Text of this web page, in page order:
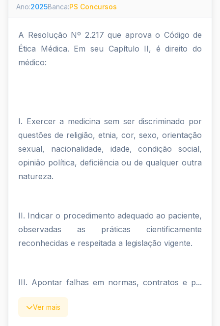
Ano:2025Banca:PS Concursos
A Resolução Nº 2.217 que aprova o Código de
Ética Médica. Em seu Capítulo II, é direito do
médico:
I. Exercer a medicina sem ser discriminado por
questões de religião, etnia, cor, sexo, orientação
sexual, nacionalidade, idade, condição social,
opinião política, deficiência ou de qualquer outra
natureza.
II. Indicar o procedimento adequado ao paciente,
observadas as práticas cientificamente
reconhecidas e respeitada a legislação vigente.
III. Apontar falhas em normas, contratos e p...
Ver mais